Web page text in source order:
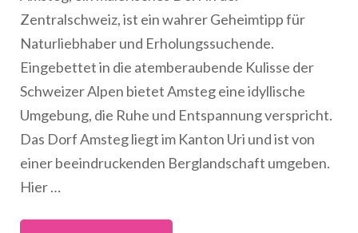
Zentralschweiz, ist ein wahrer Geheimtipp für
Naturliebhaber und Erholungssuchende.
Eingebettet in die atemberaubende Kulisse der
Schweizer Alpen bietet Amsteg eine idyllische
Umgebung, die Ruhe und Entspannung verspricht.
Das Dorf Amsteg liegt im Kanton Uri und ist von
einer beeindruckenden Berglandschaft umgeben.
Hier …